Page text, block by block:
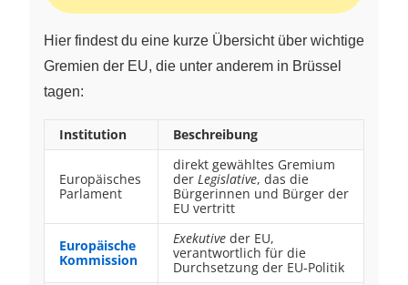
Hier findest du eine kurze Übersicht über wichtige
Gremien der EU, die unter anderem in Brüssel
tagen:
Institution Beschreibung
Europäisches
Parlament
direkt gewähltes Gremium
der Legislative, das die
Bürgerinnen und Bürger der
EU vertritt
Europäische
Kommission
Exekutive der EU,
verantwortlich für die
Durchsetzung der EU‑Politik